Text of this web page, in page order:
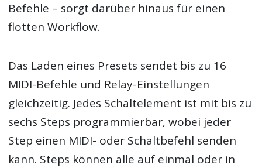
Befehle – sorgt darüber hinaus für einen
flotten Workflow.
Das Laden eines Presets sendet bis zu 16
MIDI-Befehle und Relay-Einstellungen
gleichzeitig. Jedes Schaltelement ist mit bis zu
sechs Steps programmierbar, wobei jeder
Step einen MIDI- oder Schaltbefehl senden
kann. Steps können alle auf einmal oder in